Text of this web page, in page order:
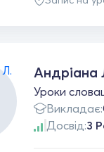
Андріана
Уроки
Викладає:
Досвід:3